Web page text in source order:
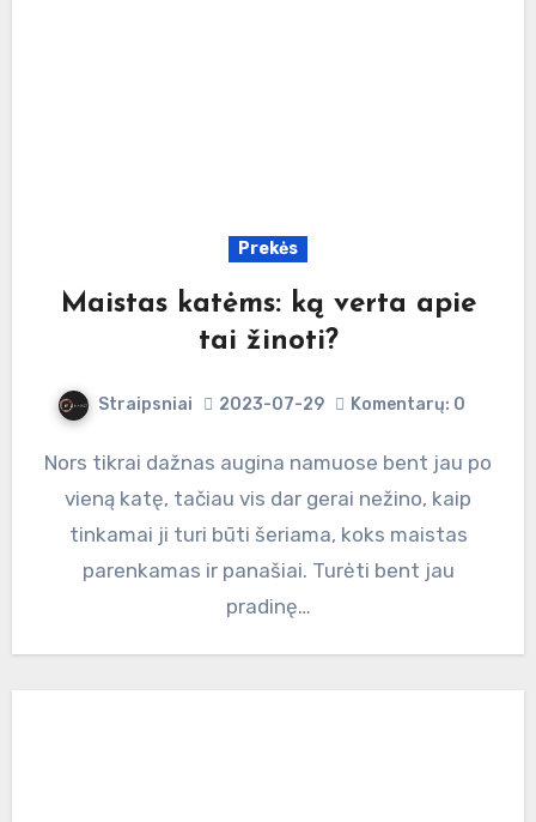
Prekės
Maistas katėms: ką verta apie
tai žinoti?
Straipsniai 2023-07-29 Komentarų: 0
Nors tikrai dažnas augina namuose bent jau po
vieną katę, tačiau vis dar gerai nežino, kaip
tinkamai ji turi būti šeriama, koks maistas
parenkamas ir panašiai. Turėti bent jau
pradinę…